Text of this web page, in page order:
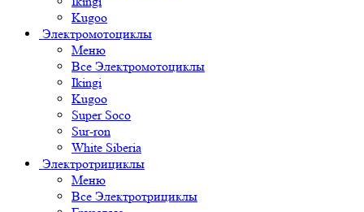
Kugoo
Электромотоциклы
Меню
Все Электромотоциклы
Ikingi
Kugoo
Super Soco
Sur-ron
White Siberia
Электротрициклы
Меню
Все Электротрициклы